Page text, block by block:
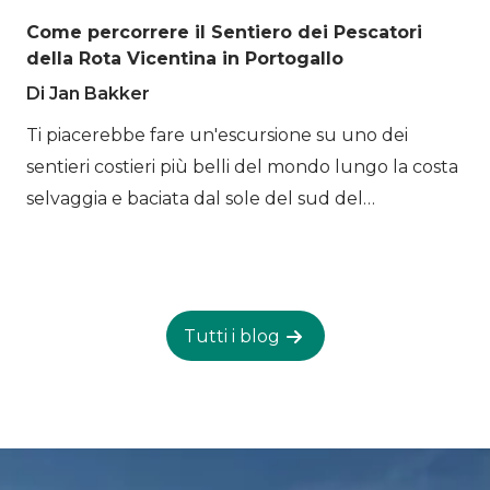
rifugio a rifugio. Le Montagne di Mordor stanno
chiamando. Andiamo!
Come percorrere il Sentiero dei Pescatori
della Rota Vicentina in Portogallo
Di Jan Bakker
Ti piacerebbe fare un'escursione su uno dei
sentieri costieri più belli del mondo lungo la costa
selvaggia e baciata dal sole del sud del
percorso segue le coste rocciose dell'Oceano
Atlantico su sentieri sabbiosi a senso unico creati
Pescatori ti sta chiamando. Non dimenticare il
Tutti i blog